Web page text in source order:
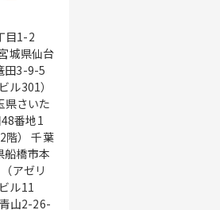
目1-2
城県仙台
田3-9-5
301）
県さいた
番地1
階） 千葉
船橋市本
アゼリ
ル11
山2-26-